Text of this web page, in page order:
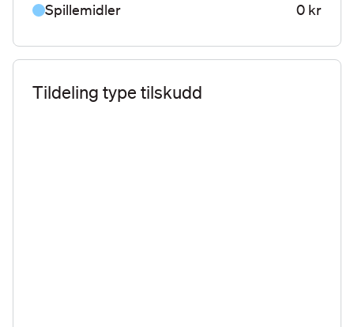
Spillemidler
0 kr
Tildeling type tilskudd